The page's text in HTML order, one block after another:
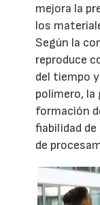
mejora la
los
Según la
reproduce
del tiempo
polímero, la
formación
fiabilidad
de